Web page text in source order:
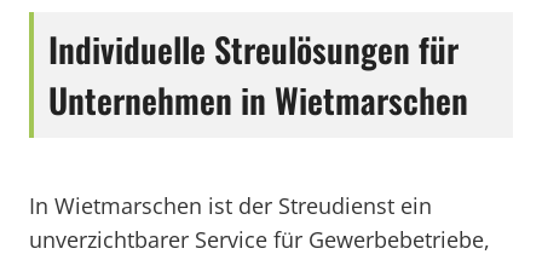
Individuelle Streulösungen für
Unternehmen in Wietmarschen
In Wietmarschen ist der Streudienst ein
unverzichtbarer Service für Gewerbebetriebe,